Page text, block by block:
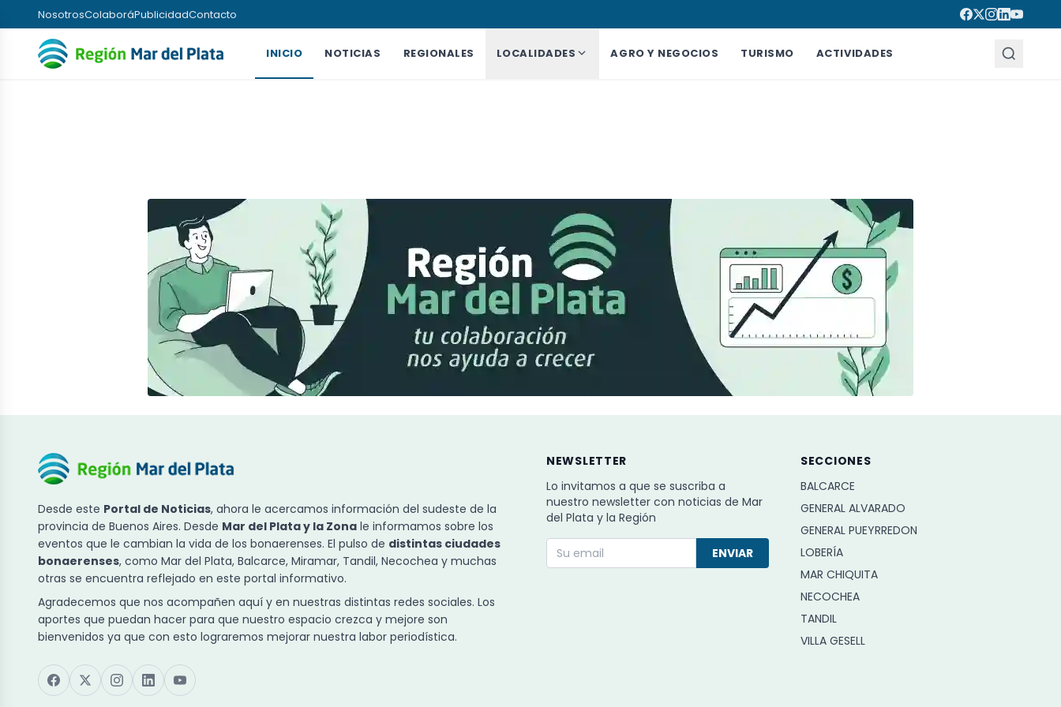
NosotrosColaboráPublicidadContacto
INICIO NOTICIAS REGIONALES LOCALIDADES AGRO Y NEGOCIOS TURISMO ACTIVIDADES
Desde este Portal de Noticias, ahora le acercamos información del sudeste de la
provincia de Buenos Aires. Desde Mar del Plata y la Zona le informamos sobre los
eventos que le cambian la vida de los bonaerenses. El pulso de distintas ciudades
bonaerenses, como Mar del Plata, Balcarce, Miramar, Tandil, Necochea y muchas
otras se encuentra reflejado en este portal informativo.
Agradecemos que nos acompañen aquí y en nuestras distintas redes sociales. Los
aportes que puedan hacer para que nuestro espacio crezca y mejore son
bienvenidos ya que con esto lograremos mejorar nuestra labor periodística.
NEWSLETTER
Lo invitamos a que se suscriba a
nuestro newsletter con noticias de Mar
del Plata y la Región
ENVIAR
SECCIONES
BALCARCE
GENERAL ALVARADO
GENERAL PUEYRREDON
LOBERÍA
MAR CHIQUITA
NECOCHEA
TANDIL
VILLA GESELL